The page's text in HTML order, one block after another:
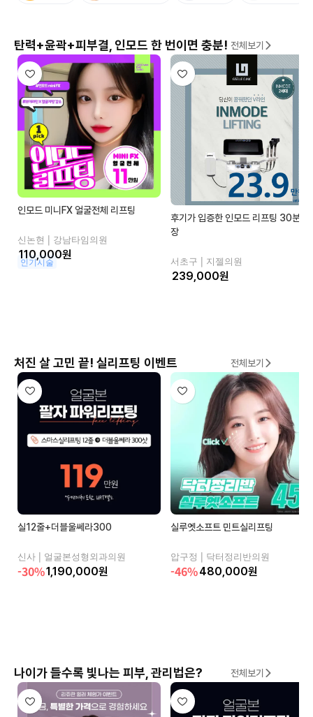
탄력+윤곽+피부결, 인모드 한 번이면 충분! 전체보기
인모드 미니FX 얼굴전체 리프팅
신논현 | 강남타임의원
원
인기시술
후기가 입증한 인모드 리프팅 30분보
장
서초구 | 지젤의원
원
처진 살 고민 끝! 실리프팅 이벤트 전체보기
실12줄+더블울쎄라300
신사 | 얼굴본성형외과의원
-30%1,190,000원
실루엣소프트 민트실리프팅
압구정 | 닥터정리반의원
-46%480,000원
나이가 들수록 빛나는 피부, 관리법은? 전체보기